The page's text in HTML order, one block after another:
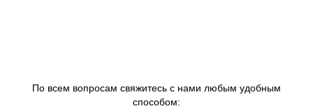
По всем вопросам свяжитесь с нами любым удобным
способом: